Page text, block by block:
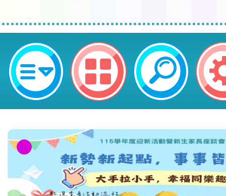
桃園市113學年度「雙語教學師資
題講座」一案-桃園市平鎮區新勢